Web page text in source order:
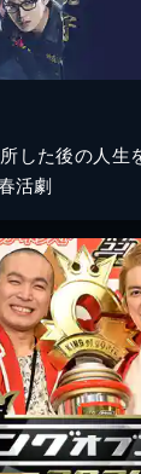
した後の人生
活劇